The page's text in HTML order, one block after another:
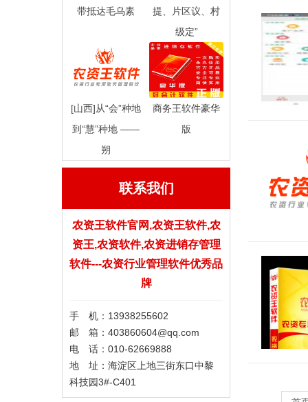
带抵达毛乌素
提、片区议、村
级定”
[山西]从“会”种地
到“慧”种地 ——
朔
商务王软件豪华
版
联系我们
农资王软件官网,农资王软件,农
资王,农资软件,农资进销存管理
软件---农资行业管理软件优秀品
牌
手 机：13938255602
邮 箱：403860604@qq.com
电 话：010-62669888
地 址：海淀区上地三街东口中黎
科技园3#-C401